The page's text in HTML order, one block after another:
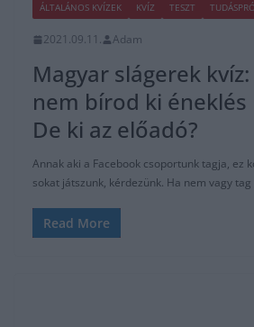
ÁLTALÁNOS KVÍZEK KVÍZ TESZT
2021.09.11. Adam
Magyar slágerek
nem bírod ki éneklés
De ki az előadó?
Annak aki a Facebook csoportunk tagja, ez
sokat játszunk, kérdezünk. Ha nem vagy
Read More